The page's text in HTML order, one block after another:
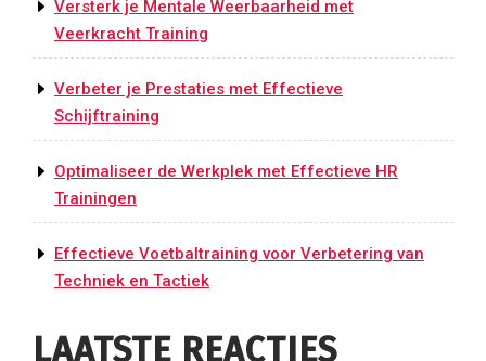
Versterk je Mentale Weerbaarheid met
Veerkracht Training
Verbeter je Prestaties met Effectieve
Schijftraining
Optimaliseer de Werkplek met Effectieve HR
Trainingen
Effectieve Voetbaltraining voor Verbetering van
Techniek en Tactiek
LAATSTE REACTIES